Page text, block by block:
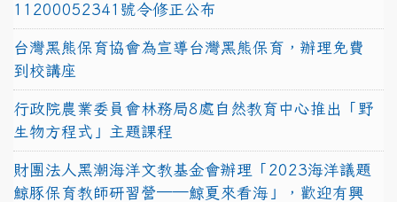
11200052341號令修正公布
台灣黑熊保育協會為宣導台灣黑熊保育，辦理免費
到校講座
行政院農業委員會林務局8處自然教育中心推出「野
生物方程式」主題課程
財團法人黑潮海洋文教基金會辦理「2023海洋議題
鯨豚保育教師研習營──鯨夏來看海」，歡迎有興